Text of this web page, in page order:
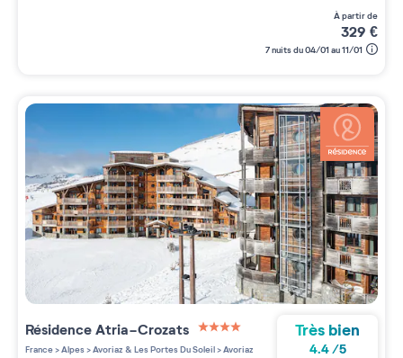
à partir de
329 €
7 nuits du 04/01 au 11/01
RésidenceAtria-Crozats
4 étoiles sur 5
France>Alpes>Avoriaz & Les Portes Du Soleil>Avoriaz
Très bien
4.4/5